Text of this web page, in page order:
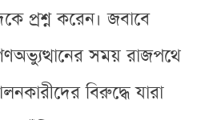
প্রশ্ন করেন। জবাবে
সময় রাজপথে
বিরুদ্ধে যারা